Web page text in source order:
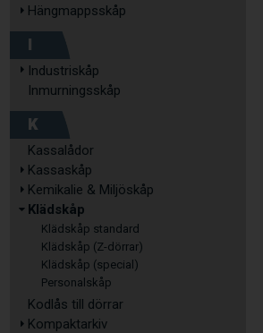
Hängmappsskåp
I
Industriskåp
Inmurningsskåp
K
Kassalådor
Kassaskåp
Kemikalie & Miljöskåp
Klädskåp
Klädskåp standard
Klädskåp (Z-dörrar)
Klädskåp (special)
Personalskåp
Kodlås till dörrar
Kompaktarkiv